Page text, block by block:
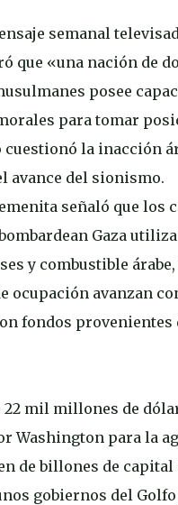
semanal
que «una nación de
posee
para tomar
la inacción
avance del sionismo.
señaló que los
Gaza
y combustible
ocupación avanzan
fondos provenientes
22 mil millones de
Washington para la
de billones de capital
gobiernos del